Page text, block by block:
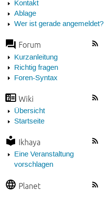
Kontakt
Ablage
Wer ist gerade angemeldet?
Forum
Kurzanleitung
Richtig fragen
Foren-Syntax
Wiki
Übersicht
Startseite
Ikhaya
Eine Veranstaltung
vorschlagen
Planet